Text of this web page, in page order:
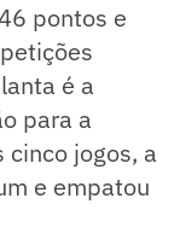
pontos e
é a
para a
cinco jogos, a
e empatou